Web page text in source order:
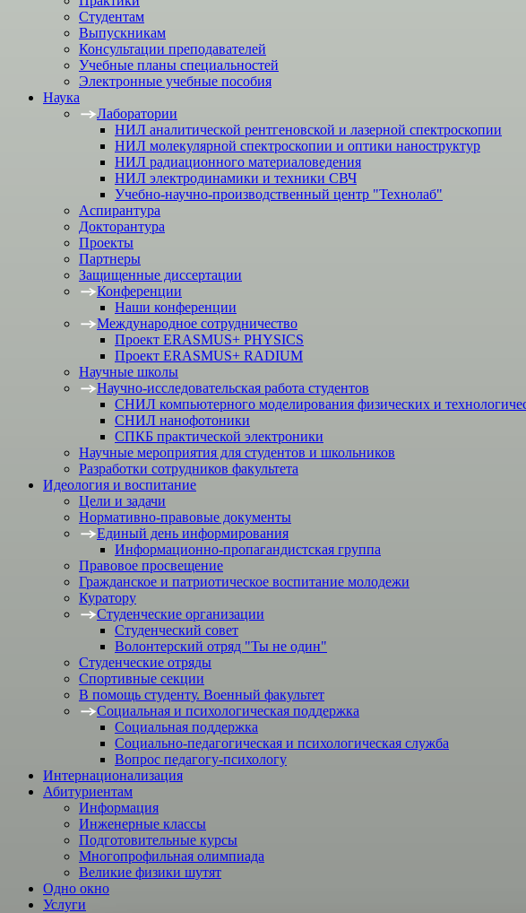
Студентам
Выпускникам
Консультации преподавателей
Учебные планы специальностей
Электронные учебные пособия
Наука
Лаборатории
НИЛ аналитической рентгеновской и лазерной спектроскопии
НИЛ молекулярной спектроскопии и оптики наноструктур
НИЛ радиационного материаловедения
НИЛ электродинамики и техники СВЧ
Учебно-научно-производственный центр "Технолаб"
Аспирантура
Докторантура
Проекты
Партнеры
Защищенные диссертации
Конференции
Наши конференции
Международное сотрудничество
Проект ERASMUS+ PHYSICS
Проект ERASMUS+ RADIUM
Научные школы
Научно-исследовательская работа студентов
СНИЛ компьютерного моделирования физических и
СНИЛ нанофотоники
СПКБ практической электроники
Научные мероприятия для студентов и школьников
Разработки сотрудников факультета
Идеология и воспитание
Цели и задачи
Нормативно-правовые документы
Единый день информирования
Информационно-пропагандистская группа
Правовое просвещение
Гражданское и патриотическое воспитание молодежи
Куратору
Студенческие организации
Студенческий совет
Волонтерский отряд "Ты не один"
Студенческие отряды
Спортивные секции
В помощь студенту. Военный факультет
Социальная и психологическая поддержка
Социальная поддержка
Социально-педагогическая и психологическая служба
Вопрос педагогу-психологу
Интернационализация
Абитуриентам
Информация
Инженерные классы
Подготовительные курсы
Многопрофильная олимпиада
Великие физики шутят
Одно окно
Услуги